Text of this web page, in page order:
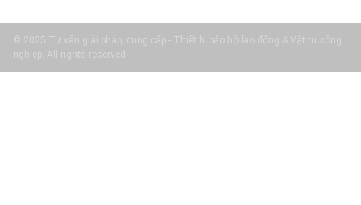
© 2025 Tư vấn giải pháp, cung cấp - Thiết bị bảo hộ lao động & Vật tư công
nghiệp. All rights reserved.